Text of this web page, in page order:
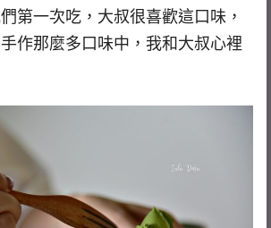
第一次吃，大叔很喜歡這口味，
作那麼多口味中，我和大叔心裡